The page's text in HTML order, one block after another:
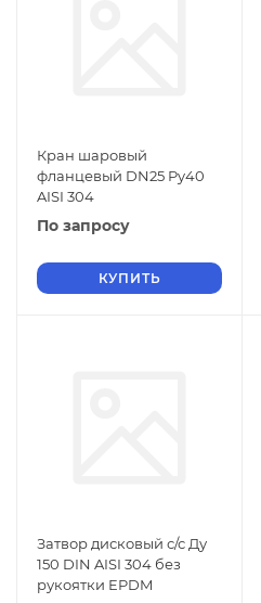
Кран шаровый
фланцевый DN25 Py40
AISI 304
По запросу
КУПИТЬ
Затвор дисковый с/с Ду
150 DIN AISI 304 без
рукоятки EPDM